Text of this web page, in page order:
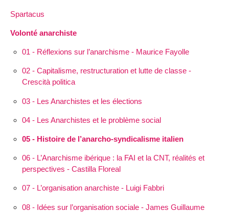
Spartacus
Volonté anarchiste
01 - Réflexions sur l’anarchisme - Maurice Fayolle
02 - Capitalisme, restructuration et lutte de classe -
Crescità politica
03 - Les Anarchistes et les élections
04 - Les Anarchistes et le problème social
05 - Histoire de l’anarcho-syndicalisme italien
06 - L’Anarchisme ibérique : la FAI et la CNT, réalités et
perspectives - Castilla Floreal
07 - L’organisation anarchiste - Luigi Fabbri
08 - Idées sur l’organisation sociale - James Guillaume